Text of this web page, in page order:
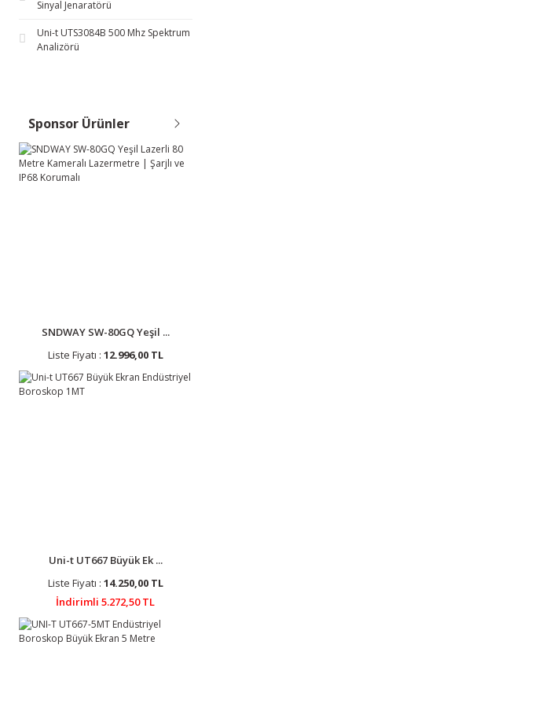
Sinyal Jenaratörü
Uni-t UTS3084B 500 Mhz Spektrum
Analizörü
Sponsor Ürünler
SNDWAY SW-80GQ Yeşil ...
Liste Fiyatı : 12.996,00 TL
Uni-t UT667 Büyük Ek ...
Liste Fiyatı : 14.250,00 TL
İndirimli 5.272,50 TL